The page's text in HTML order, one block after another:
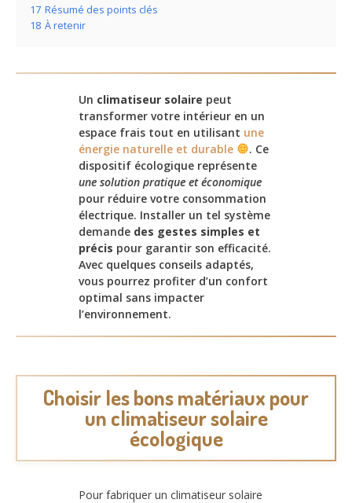
17 Résumé des points clés
18 À retenir
Un climatiseur solaire peut
transformer votre intérieur en un
espace frais tout en utilisant une
énergie naturelle et durable
. Ce
dispositif écologique représente
une solution pratique et économique
pour réduire votre consommation
électrique. Installer un tel système
demande des gestes simples et
précis pour garantir son efficacité.
Avec quelques conseils adaptés,
vous pourrez profiter d’un confort
optimal sans impacter
l’environnement.
Choisir les bons matériaux pour
un climatiseur solaire
écologique
Pour fabriquer un climatiseur solaire